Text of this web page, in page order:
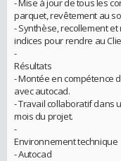
- Mise à jour de tous les
parquet, revêtement au
- Synthèse, recollement
indices pour rendre au
-
Résultats
- Montée en compétence
avec autocad.
- Travail collaboratif dans
mois du projet.
-
Environnement technique
- Autocad